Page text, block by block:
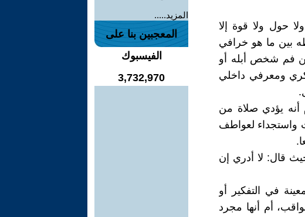
حول ولا قوة إلا
بين ما هو خرافي
فم شخص أبله أو
ومعرفي داخلي
يؤدي صلاة من
واستجداء لعواطف
قال: لا أدري إن
في التفكير أو
أم أنها مجرد
المزيد.....
المعجبين بنا على
الفيسبوك
3,732,970